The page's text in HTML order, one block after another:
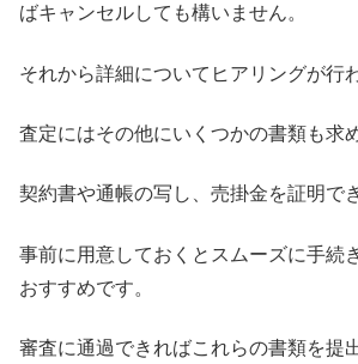
ばキャンセルしても構いません。
それから詳細についてヒアリングが行
査定にはその他にいくつかの書類も求
契約書や通帳の写し、売掛金を証明で
事前に用意しておくとスムーズに手続
おすすめです。
審査に通過できればこれらの書類を提